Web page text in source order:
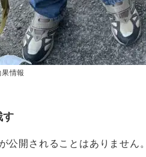
果情報
す
公開されることはありません。